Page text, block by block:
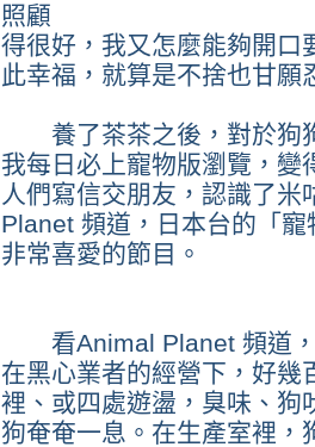
照顧
得很好，我又怎麼能夠開口
此幸福，就算是不捨也甘願
養了茶茶之後，對於狗
我每日必上寵物版瀏覽，變
人們寫信交朋友，認識了
Planet 頻道，日本台的「
非常喜愛的節目。
看Animal Planet 頻道，
在黑心業者的經營下，好幾
裡、或四處遊盪，臭味、狗
狗奄奄一息。在生產室裡，